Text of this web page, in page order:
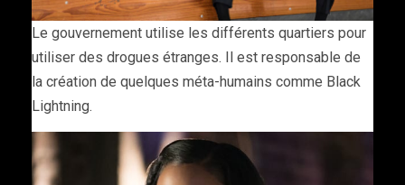
Le gouvernement utilise les différents quartiers pour
utiliser des drogues étranges. Il est responsable de
la création de quelques méta-humains comme Black
Lightning.